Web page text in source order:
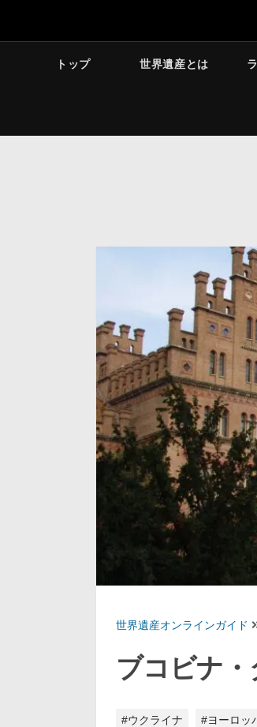
トップ 世界遺産とは
世界遺産オンラインガイド
ブコビナ
#ウクライナ #ヨーロッ